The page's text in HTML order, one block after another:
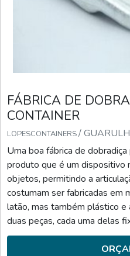
FÁBRICA DE
CONTAINER
LOPESCONTAINERS/
Uma boa fábrica de
produto que é um dispositivo
objetos, permitindo a
costumam ser fabricadas em
latão, mas também plástico
duas peças, cada uma delas
eixo, que permitirá a
Dobradiças comuns;